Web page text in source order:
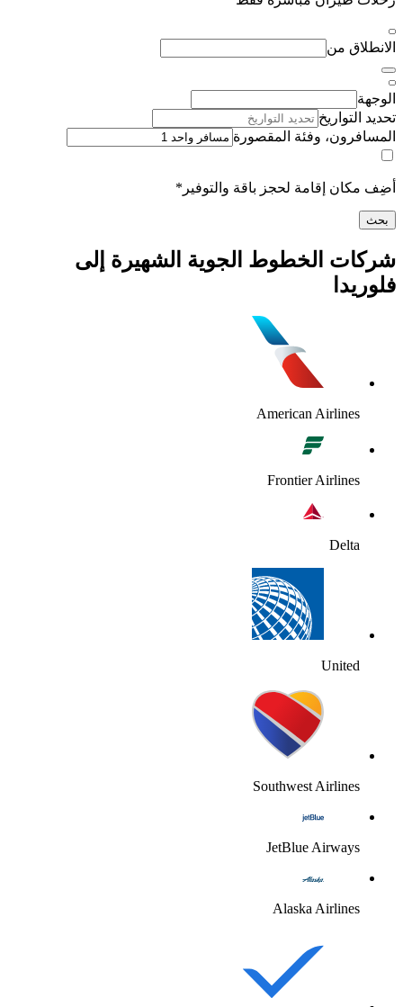
من
وفئة المقصورة
إقامة لحجز باقة والتوفير*
الخطوط الجوية الشهيرة إلى
American
Frontier
Southwest
JetBlue
Alaska